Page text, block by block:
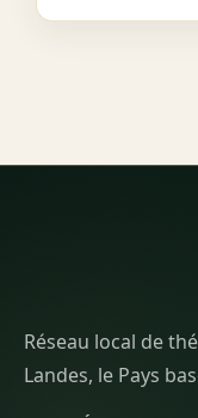
Réseau local de
Landes, le Pays